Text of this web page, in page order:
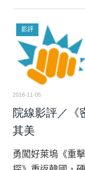
影評
2016-11-05
院線影評／《
其美
勇闖好萊塢《重